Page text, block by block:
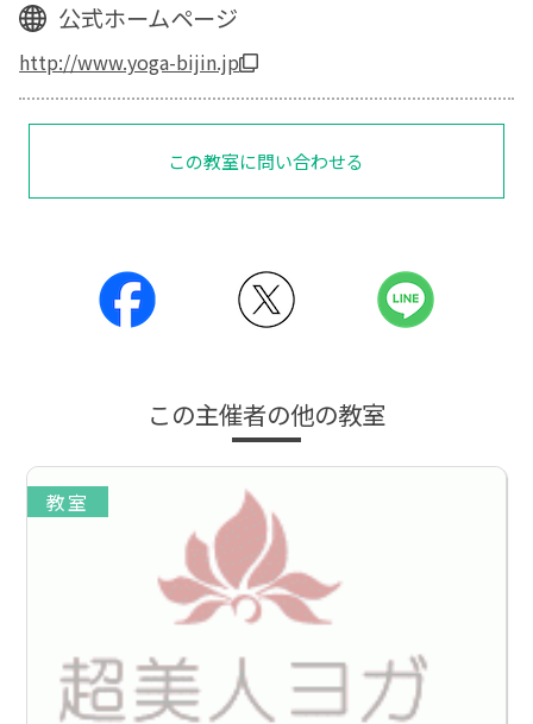
公式ホームページ
http://www.yoga-bijin.jp
この教室に問い合わせる
この主催者の他の教室
教室